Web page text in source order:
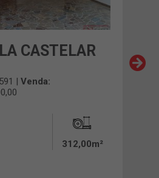
CASTELAR
| Venda:
312,00m²